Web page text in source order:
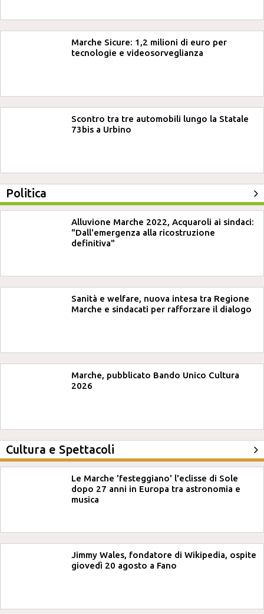
Marche Sicure: 1,2 milioni di euro per
tecnologie e videosorveglianza
Scontro tra tre automobili lungo la Statale
73bis a Urbino
Politica
Alluvione Marche 2022, Acquaroli ai sindaci:
"Dall'emergenza alla ricostruzione
definitiva"
Sanità e welfare, nuova intesa tra Regione
Marche e sindacati per rafforzare il dialogo
Marche, pubblicato Bando Unico Cultura
2026
Cultura e Spettacoli
Le Marche 'festeggiano' l'eclisse di Sole
dopo 27 anni in Europa tra astronomia e
musica
Jimmy Wales, fondatore di Wikipedia, ospite
giovedì 20 agosto a Fano